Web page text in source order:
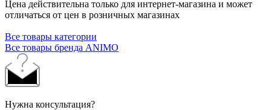
Цена действительна только для интернет-магазина и может
отличаться от цен в розничных магазинах
Все товары категории
Все товары бренда ANIMO
Нужна консультация?